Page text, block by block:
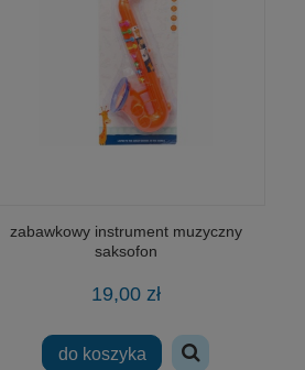
zabawkowy instrument muzyczny
saksofon
19,00 zł
do koszyka